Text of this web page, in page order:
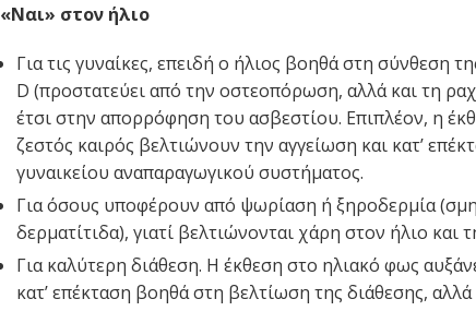
«Ναι» στον ήλιο
Για τις γυναίκες, επειδή ο ήλιος βοηθά στη σύνθεση
D (προστατεύει από την οστεοπόρωση, αλλά και τη
έτσι στην απορρόφηση του ασβεστίου. Επιπλέον, η
ζεστός καιρός βελτιώνουν την αγγείωση και κατ’
γυναικείου αναπαραγωγικού συστήματος.
Για όσους υποφέρουν από ψωρίαση ή ξηροδερμία
δερματίτιδα), γιατί βελτιώνονται χάρη στον ήλιο και
Για καλύτερη διάθεση. Η έκθεση στο ηλιακό φως
κατ’ επέκταση βοηθά στη βελτίωση της διάθεσης,